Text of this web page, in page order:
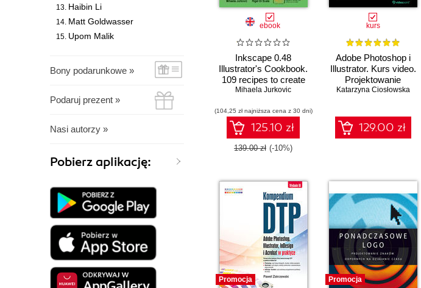
Haibin Li
Matt Goldwasser
Upom Malik
Bony podarunkowe »
Podaruj prezent »
Nasi autorzy »
Pobierz aplikację:
ebook
Inkscape 0.48
Illustrator's Cookbook.
109 recipes to create
scalable vector
Mihaela Jurkovic
(104,25 zł najniższa cena z 30 dni)
125.10 zł
139.00 zł (-10%)
kurs
Adobe Photoshop i
Illustrator. Kurs video.
Projektowanie
identyfikacji wizualnej
Katarzyna Ciosłowska
129.00 zł
Promocja Promocja